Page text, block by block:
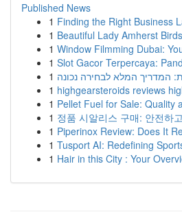
Published News
1 Finding the Right Business
1 Beautiful Lady Amherst
1 Window Filmming Dubai:
1 Slot Gacor Terpercaya:
1 המדריך המלא לבחירה נכונה
1 highgearsteroids reviews
1 Pellet Fuel for Sale: Quality
1 정품 시알리스 구매: 안전하
1 Piperinox Review: Does It
1 Tusport AI: Redefining
1 Hair in this City : Your